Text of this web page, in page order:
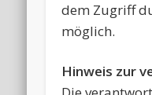
dem Zugriff
möglich.
Hinweis zur